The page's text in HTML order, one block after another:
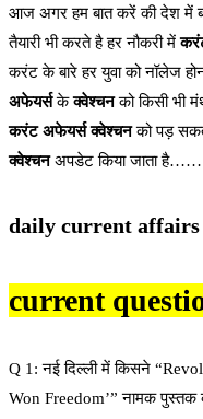
आज अगर हम बात करें की देश में
तैयारी भी करते है हर नौकरी में
करंट के बारे हर युवा को नॉलेज
अफेयर्सकेक्वेश्चनको किसी भी
करंट अफेयर्स क्वेश्चनको पड़
क्वेश्चनअपडेट किया जाता है……
daily current affairs
current
Q 1: नई दिल्ली में किसने
Won Freedom’” नामक पुस्तक